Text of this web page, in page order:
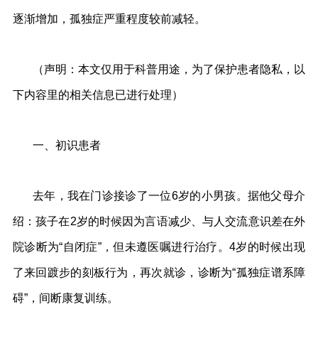
逐渐增加，孤独症严重程度较前减轻。
（声明：本文仅用于科普用途，为了保护患者隐私，以
下内容里的相关信息已进行处理）
一、初识患者
去年，我在门诊接诊了一位6岁的小男孩。据他父母介
绍：孩子在2岁的时候因为言语减少、与人交流意识差在外
院诊断为“自闭症”，但未遵医嘱进行治疗。4岁的时候出现
了来回踱步的刻板行为，再次就诊，诊断为“孤独症谱系障
碍”，间断康复训练。